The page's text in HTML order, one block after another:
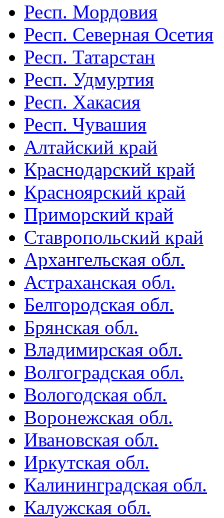
Респ. Мордовия
Респ. Северная Осетия
Респ. Татарстан
Респ. Удмуртия
Респ. Хакасия
Респ. Чувашия
Алтайский край
Краснодарский край
Красноярский край
Приморский край
Ставропольский край
Архангельская обл.
Астраханская обл.
Белгородская обл.
Брянская обл.
Владимирская обл.
Волгоградская обл.
Вологодская обл.
Воронежская обл.
Ивановская обл.
Иркутская обл.
Калининградская обл.
Калужская обл.